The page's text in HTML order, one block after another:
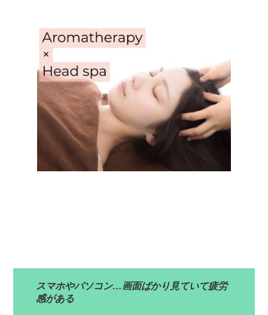
スマホやパソコン…画面ばかり見ていて疲労
感がある